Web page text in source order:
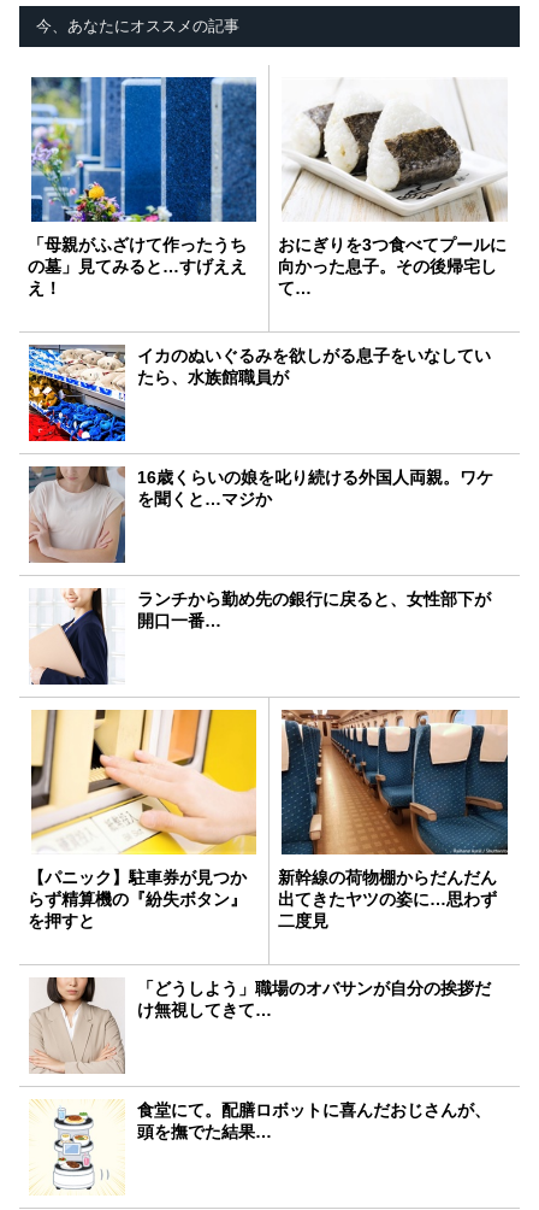
今、あなたにオススメの記事
「母親がふざけて作ったうち
の墓」見てみると…すげええ
え！
おにぎりを3つ食べてプールに
向かった息子。その後帰宅し
て…
イカのぬいぐるみを欲しがる息子をいなしてい
たら、水族館職員が
16歳くらいの娘を叱り続ける外国人両親。ワケ
を聞くと…マジか
ランチから勤め先の銀行に戻ると、女性部下が
開口一番…
【パニック】駐車券が見つか
らず精算機の『紛失ボタン』
を押すと
新幹線の荷物棚からだんだん
出てきたヤツの姿に…思わず
二度見
「どうしよう」職場のオバサンが自分の挨拶だ
け無視してきて…
食堂にて。配膳ロボットに喜んだおじさんが、
頭を撫でた結果…